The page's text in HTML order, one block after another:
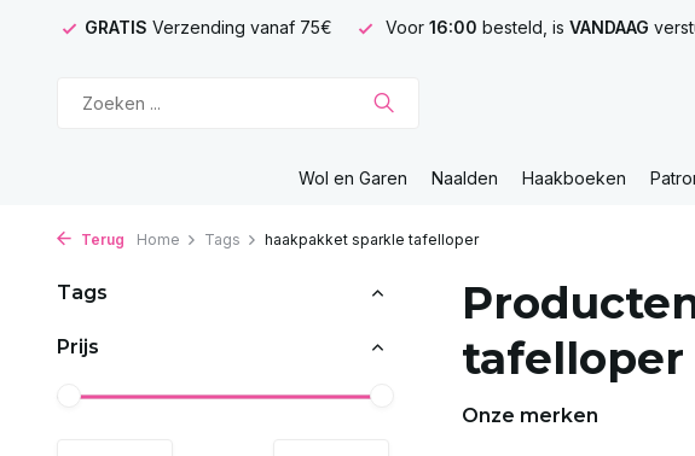
GRATIS Verzending vanaf 75€ Voor 16:00 besteld, is VANDAAG
Wol en Garen Naalden Haakboeken
Terug Home Tags haakpakket sparkle tafelloper
Tags
Prijs
tafelloper
Onze merken